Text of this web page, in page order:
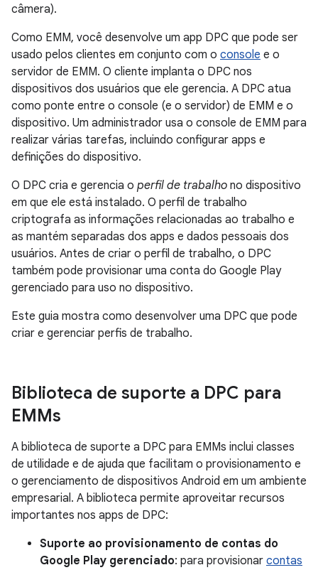
câmera).
Como EMM, você desenvolve um app DPC que pode ser
usado pelos clientes em conjunto com o console e o
servidor de EMM. O cliente implanta o DPC nos
dispositivos dos usuários que ele gerencia. A DPC atua
como ponte entre o console (e o servidor) de EMM e o
dispositivo. Um administrador usa o console de EMM para
realizar várias tarefas, incluindo configurar apps e
definições do dispositivo.
O DPC cria e gerencia o perfil de trabalho no dispositivo
em que ele está instalado. O perfil de trabalho
criptografa as informações relacionadas ao trabalho e
as mantém separadas dos apps e dados pessoais dos
usuários. Antes de criar o perfil de trabalho, o DPC
também pode provisionar uma conta do Google Play
gerenciado para uso no dispositivo.
Este guia mostra como desenvolver uma DPC que pode
criar e gerenciar perfis de trabalho.
Biblioteca de suporte a DPC para
EMMs
A biblioteca de suporte a DPC para EMMs inclui classes
de utilidade e de ajuda que facilitam o provisionamento e
o gerenciamento de dispositivos Android em um ambiente
empresarial. A biblioteca permite aproveitar recursos
importantes nos apps de DPC:
Suporte ao provisionamento de contas do
Google Play gerenciado: para provisionar contas